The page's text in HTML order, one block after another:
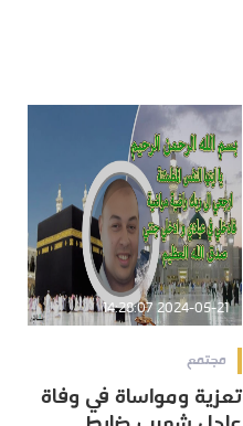
2024-05-21 14:28:07
مجتمع
تعزية ومواساة في وفاة